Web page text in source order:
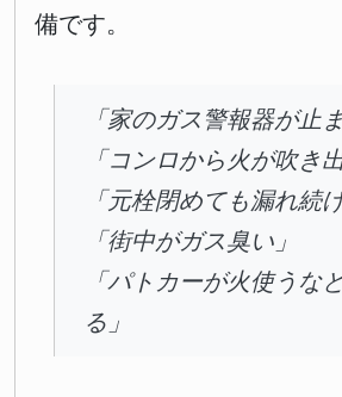
備です。
「家のガス警報器が止
「コンロから火が吹き
「元栓閉めても漏れ続
「街中がガス臭い」
「パトカーが火使うな
る」